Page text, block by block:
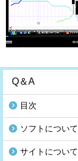
Q＆A
目次
ソフトについて
サイトについて